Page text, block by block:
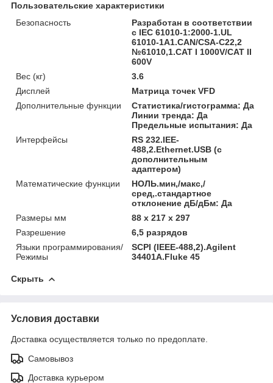
Пользовательские характеристики
Безопасность
Разработан в соответствии
с IEC 61010-1:2000-1.UL
61010-1A1.CAN/CSA-C22,2
№61010,1.CAT I 1000V/CAT II
600V
Вес (кг)
3.6
Дисплей
Матрица точек VFD
Дополнительные функции
Статистика/гистограмма: Да
Линии тренда: Да
Предельные испытания: Да
Интерфейсы
RS 232.IEE-
488,2.Ethernet.USB (с
дополнительным
адаптером)
Математические функции
НОЛЬ.мин,/макс,/
сред,.стандартное
отклонение дБ/дБм: Да
Размеры мм
88 x 217 x 297
Разрешение
6,5 разрядов
Языки программирования/
Режимы
SCPI (IEEE-488,2).Agilent
34401A.Fluke 45
Скрыть
Условия доставки
Доставка осуществляется только по предоплате.
Самовывоз
Доставка курьером